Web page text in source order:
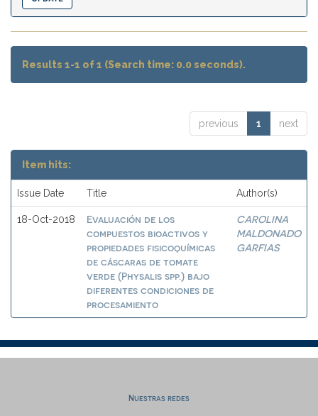
Results 1-1 of 1 (Search time: 0.0 seconds).
previous 1 next
Item hits:
Issue Date Title Author(s)
18-Oct-2018
Evaluación de los
compuestos bioactivos y
propiedades fisicoquímicas
de cáscaras de tomate
verde (Physalis spp.) bajo
diferentes condiciones de
procesamiento
CAROLINA
MALDONADO
GARFIAS
Nuestras redes